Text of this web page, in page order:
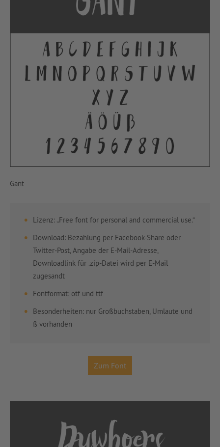
Gant
Lizenz: „Free font for personal and commercial use.“
Download: Bezahlung per Facebook-Share oder
Twitter-Post, Angabe der E-Mail-Adresse,
Downloadlink für .zip-Datei wird per E-Mail
zugesandt
Fontformat: otf und ttf
Besonderheiten: nur Großbuchstaben, Umlaute und
ß vorhanden
Zum Font